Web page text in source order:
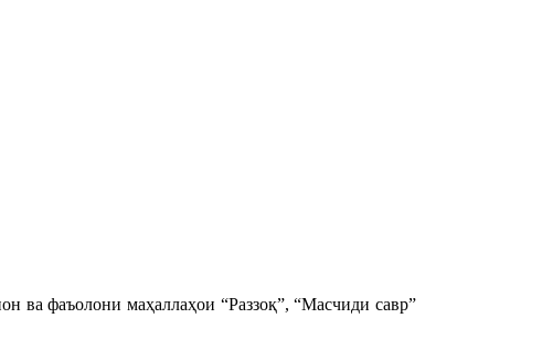
фаъолони маҳаллаҳои “Раззоқ”, “Масчиди савр”